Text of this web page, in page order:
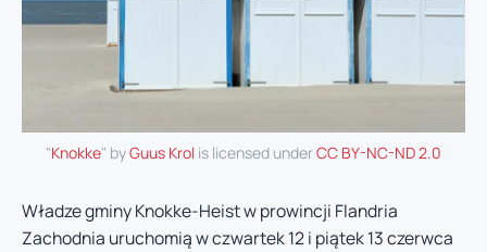
"Knokke" byGuus Krol is licensed underCC BY-NC-ND 2.0
Władze gminy Knokke-Heist w prowincji Flandria
Zachodnia uruchomią w czwartek 12 i piątek 13 czerwca